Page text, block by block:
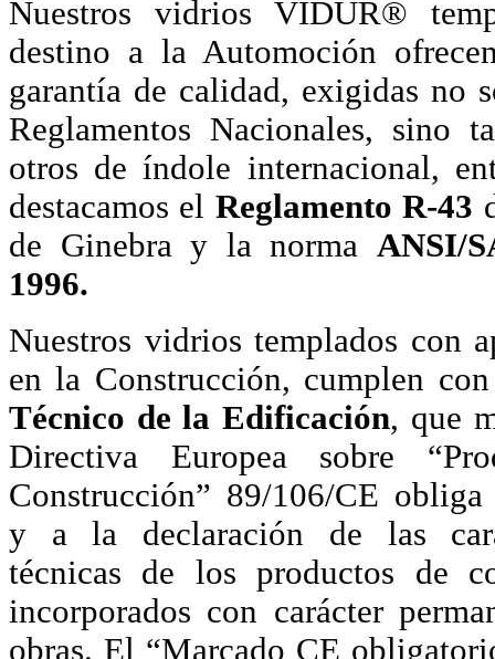
Nuestros vidrios VIDUR®
destino a la Automoción
garantía de calidad, exigidas no
Reglamentos Nacionales, sino
otros de índole internacional,
destacamos el Reglamento R-43
de Ginebra y la norma ANSI/
1996.
Nuestros vidrios templados con
en la Construcción, cumplen
Técnico de la Edificación, que
Directiva Europea sobre
Construcción” 89/106/CE
y a la declaración de las
técnicas de los productos de
incorporados con carácter
obras. El “Marcado CE